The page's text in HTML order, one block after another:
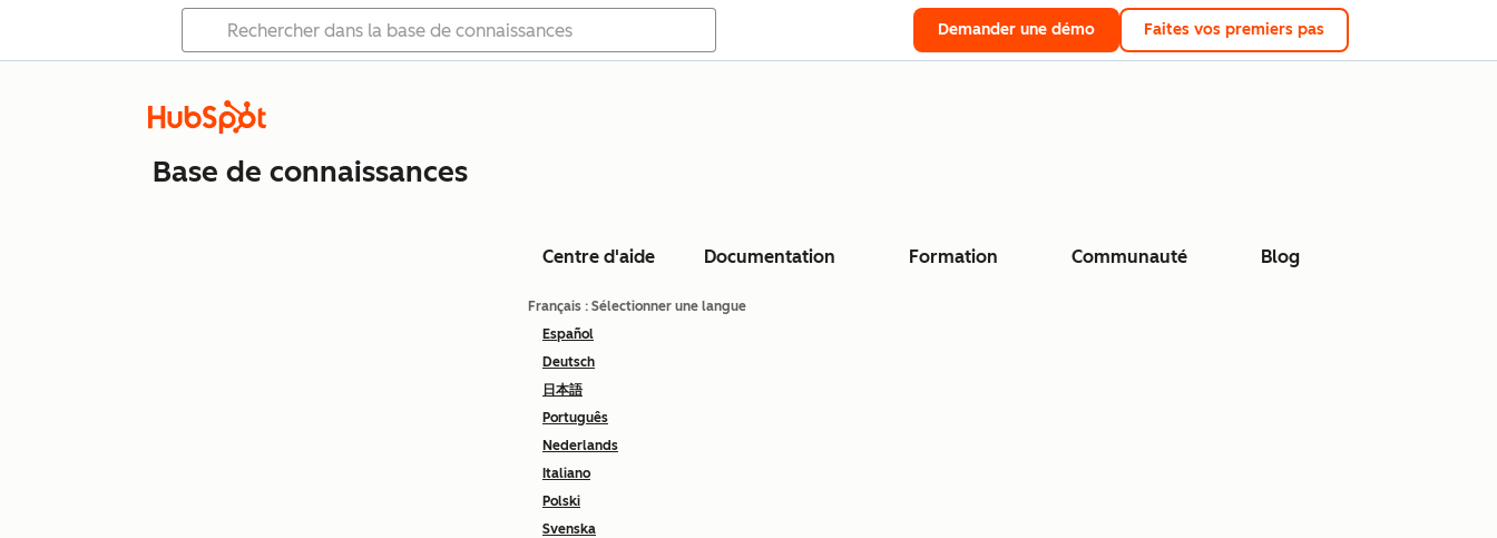
Demander une démo Faites vos premiers pas
Base de connaissances
Centre d'aide Documentation Formation Communauté Blog
Français : Sélectionner une langue
Español
Deutsch
日本語
Português
Nederlands
Italiano
Polski
Svenska